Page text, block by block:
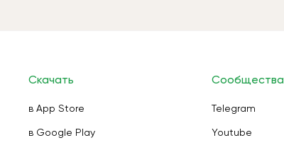
Скачать
в App Store
в Google Play
Сообщества
Telegram
Youtube